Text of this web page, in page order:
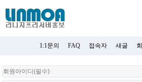
1:1문의 FAQ 접속자 새글
회
원